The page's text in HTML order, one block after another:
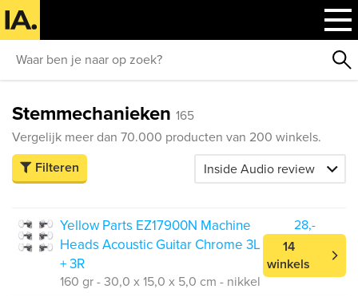
Stemmechanieken 165
Vergelijk meer dan 70.000 producten van 200 winkels.
Filteren
Yellow Parts EZ17900N Machine
Heads Acoustic Guitar Chrome 3L
+ 3R
160 gr - 30,0 x 15,0 x 5,0 cm - nikkel
28,-
14
winkels